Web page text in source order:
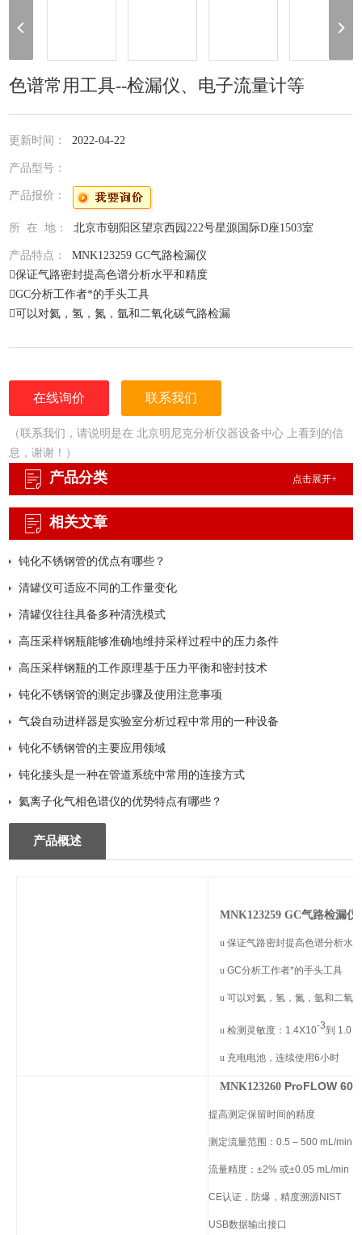
色谱常用工具--检漏仪、电子流量计等
更新时间：2022-04-22
产品型号：
产品报价：
所 在 地：北京市朝阳区望京西园222号星源国际D座1503室
产品特点：MNK123259 GC气路检漏仪
保证气路密封提高色谱分析水平和精度
GC分析工作者*的手头工具
可以对氦，氢，氮，氩和二氧化碳气路检漏
在线询价 联系我们
（联系我们，请说明是在 北京明尼克分析仪器设备中心 上看到的信
息，谢谢！）
产品分类 点击展开+
相关文章
钝化不锈钢管的优点有哪些？
清罐仪可适应不同的工作量变化
清罐仪往往具备多种清洗模式
高压采样钢瓶能够准确地维持采样过程中的压力条件
高压采样钢瓶的工作原理基于压力平衡和密封技术
钝化不锈钢管的测定步骤及使用注意事项
气袋自动进样器是实验室分析过程中常用的一种设备
钝化不锈钢管的主要应用领域
钝化接头是一种在管道系统中常用的连接方式
氦离子化气相色谱仪的优势特点有哪些？
产品概述
MNK123259 GC气路检漏仪
u保证气路密封提高色谱分析水
uGC分析工作者*的手头工具
u可以对氦，氢，氮，氩和二氧
u检测灵敏度：1.4X10-3到 1.0
u 充电电池，连续使用6小时
MNK123260 ProFLOW
提高测定保留时间的精度
测定流量范围：0.5 – 500 mL/min
流量精度：±2% 或±0.05 mL/min
CE认证，防爆，精度溯源NIST
USB数据输出接口